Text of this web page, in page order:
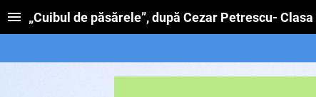
„Cuibul de păsărele”, după Cezar Petrescu- Clasa